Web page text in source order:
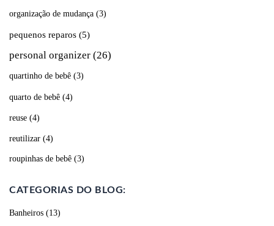
organização de mudança (3)
pequenos reparos (5)
personal organizer (26)
quartinho de bebê (3)
quarto de bebê (4)
reuse (4)
reutilizar (4)
roupinhas de bebê (3)
CATEGORIAS DO BLOG:
Banheiros (13)